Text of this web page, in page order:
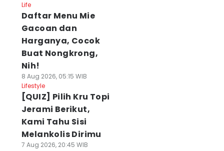
Life
Daftar Menu Mie
Gacoan dan
Harganya, Cocok
Buat Nongkrong,
Nih!
8 Aug 2026, 05:15 WIB
Lifestyle
[QUIZ] Pilih Kru Topi
Jerami Berikut,
Kami Tahu Sisi
Melankolis Dirimu
7 Aug 2026, 20:45 WIB